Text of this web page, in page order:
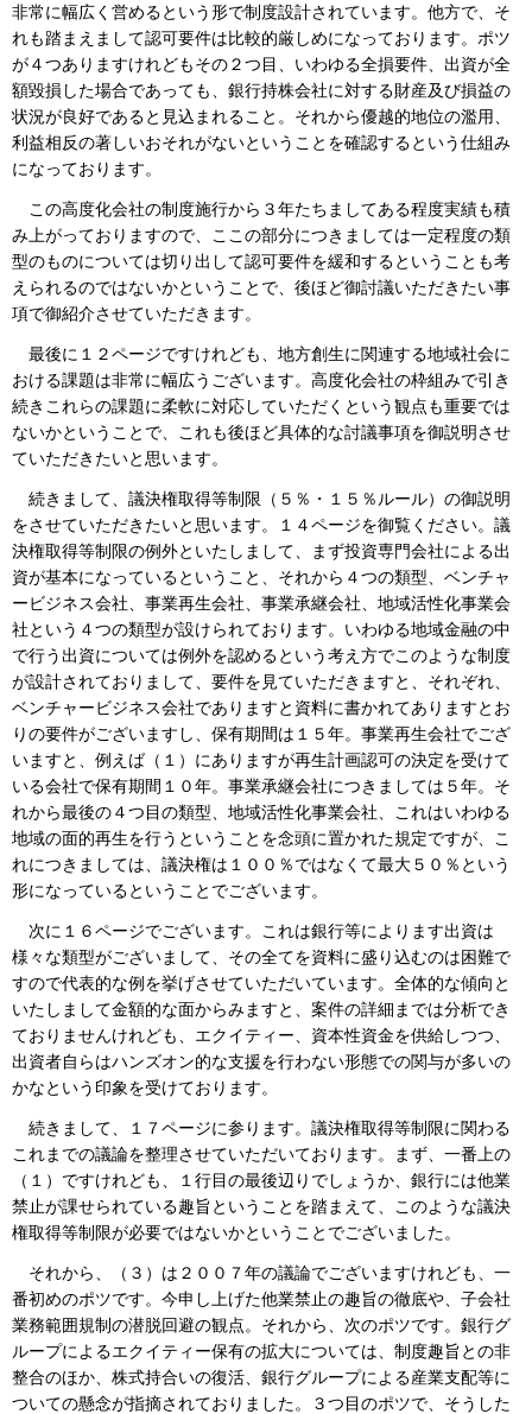
非常に幅広く営めるという形で制度設計されています。他方で、そ
れも踏まえまして認可要件は比較的厳しめになっております。ポツ
が４つありますけれどもその２つ目、いわゆる全損要件、出資が全
額毀損した場合であっても、銀行持株会社に対する財産及び損益の
状況が良好であると見込まれること。それから優越的地位の濫用、
利益相反の著しいおそれがないということを確認するという仕組み
になっております。
この高度化会社の制度施行から３年たちましてある程度実績も積
み上がっておりますので、ここの部分につきましては一定程度の類
型のものについては切り出して認可要件を緩和するということも考
えられるのではないかということで、後ほど御討議いただきたい事
項で御紹介させていただきます。
最後に１２ページですけれども、地方創生に関連する地域社会に
おける課題は非常に幅広うございます。高度化会社の枠組みで引き
続きこれらの課題に柔軟に対応していただくという観点も重要では
ないかということで、これも後ほど具体的な討議事項を御説明させ
ていただきたいと思います。
続きまして、議決権取得等制限（５％・１５％ルール）の御説明
をさせていただきたいと思います。１４ページを御覧ください。議
決権取得等制限の例外といたしまして、まず投資専門会社による出
資が基本になっているということ、それから４つの類型、ベンチャ
ービジネス会社、事業再生会社、事業承継会社、地域活性化事業会
社という４つの類型が設けられております。いわゆる地域金融の中
で行う出資については例外を認めるという考え方でこのような制度
が設計されておりまして、要件を見ていただきますと、それぞれ、
ベンチャービジネス会社でありますと資料に書かれてありますとお
りの要件がございますし、保有期間は１５年。事業再生会社でござ
いますと、例えば（１）にありますが再生計画認可の決定を受けて
いる会社で保有期間１０年。事業承継会社につきましては５年。そ
れから最後の４つ目の類型、地域活性化事業会社、これはいわゆる
地域の面的再生を行うということを念頭に置かれた規定ですが、こ
れにつきましては、議決権は１００％ではなくて最大５０％という
形になっているということでございます。
次に１６ページでございます。これは銀行等によります出資は
様々な類型がございまして、その全てを資料に盛り込むのは困難で
すので代表的な例を挙げさせていただいています。全体的な傾向と
いたしまして金額的な面からみますと、案件の詳細までは分析でき
ておりませんけれども、エクイティー、資本性資金を供給しつつ、
出資者自らはハンズオン的な支援を行わない形態での関与が多いの
かなという印象を受けております。
続きまして、１７ページに参ります。議決権取得等制限に関わる
これまでの議論を整理させていただいております。まず、一番上の
（１）ですけれども、１行目の最後辺りでしょうか、銀行には他業
禁止が課せられている趣旨ということを踏まえて、このような議決
権取得等制限が必要ではないかということでございました。
それから、（３）は２００７年の議論でございますけれども、一
番初めのポツです。今申し上げた他業禁止の趣旨の徹底や、子会社
業務範囲規制の潜脱回避の観点。それから、次のポツです。銀行グ
ループによるエクイティー保有の拡大については、制度趣旨との非
整合のほか、株式持合いの復活、銀行グループによる産業支配等に
ついての懸念が指摘されておりました。３つ目のポツで、そうした